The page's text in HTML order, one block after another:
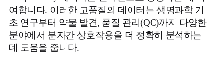
여합니다. 이러한 고품질의 데이터는 생명과학 기
초 연구부터 약물 발견, 품질 관리(QC)까지 다양한
분야에서 분자간 상호작용을 더 정확히 분석하는
데 도움을 줍니다.